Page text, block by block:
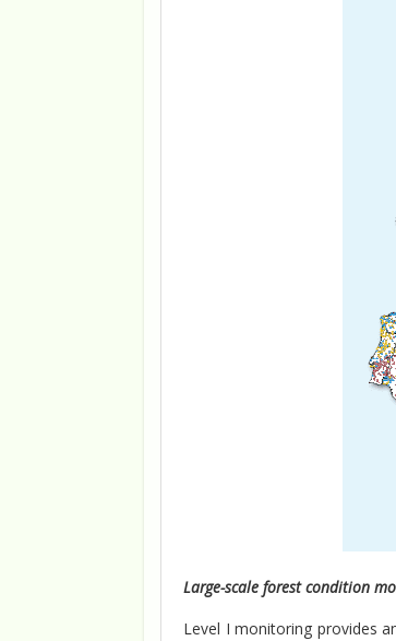
Large-scale forest condition
Level I monitoring provides